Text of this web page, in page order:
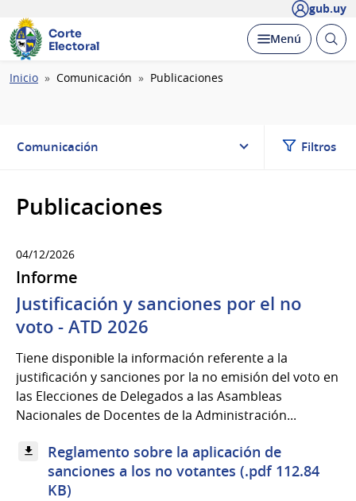
gub.uy
Corte
Electoral
Desplegar
Menú Abrir
Ruta
Inicio Comunicación Publicaciones
Comunicación Filtros
Publicaciones
04/12/2026
Informe
Justificación y sanciones por el no
voto - ATD 2026
Tiene disponible la información referente a la
justificación y sanciones por la no emisión del voto en
las Elecciones de Delegados a las Asambleas
Nacionales de Docentes de la Administración...
Reglamento sobre la aplicación de
sanciones a los no votantes (.pdf 112.84
KB)